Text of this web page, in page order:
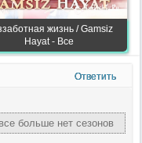
жизнь / Gamsiz
Hayat - Все
Ответить
больше нет сезонов